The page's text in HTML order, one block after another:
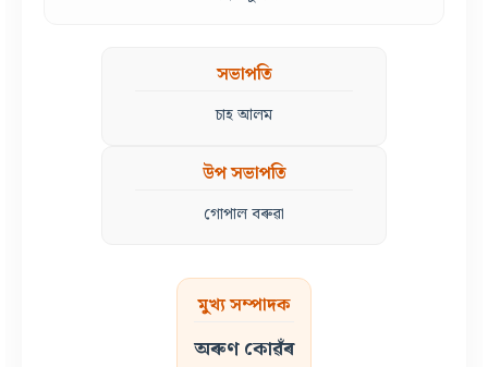
সভাপতি
চাহ আলম
উপ সভাপতি
গোপাল বৰুৱা
মুখ্য সম্পাদক
অৰুণ কোৱঁৰ